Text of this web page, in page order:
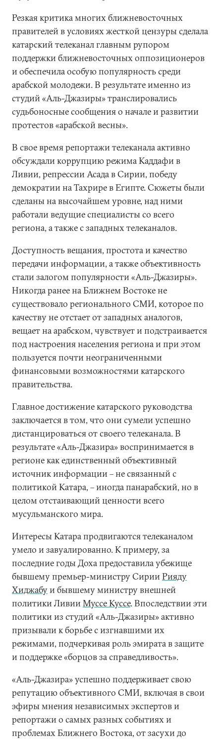
Резкая критика многих ближневосточных
правителей в условиях жесткой цензуры сделала
катарский телеканал главным рупором
поддержки ближневосточных оппозиционеров
и обеспечила особую популярность среди
арабской молодежи. В результате именно из
студий «Аль-Джазиры» транслировались
судьбоносные сообщения о начале и развитии
протестов «арабской весны».
В свое время репортажи телеканала активно
обсуждали коррупцию режима Каддафи в
Ливии, репрессии Асада в Сирии, победу
демократии на Тахрире в Египте. Сюжеты были
сделаны на высочайшем уровне, над ними
работали ведущие специалисты со всего
региона, а также с западных телеканалов.
Доступность вещания, простота и качество
передачи информации, а также объективность
стали залогом популярности «Аль-Джазиры».
Никогда ранее на Ближнем Востоке не
существовало регионального СМИ, которое по
качеству не отстает от западных аналогов,
вещает на арабском, чувствует и подстраивается
под настроения населения региона и при этом
пользуется почти неограниченными
финансовыми возможностями катарского
правительства.
Главное достижение катарского руководства
заключается в том, что они сумели успешно
дистанцироваться от своего телеканала. В
результате «Аль-Джазира» воспринимается в
регионе как единственный объективный
источник информации – не связанный с
политикой Катара, – иногда панарабский, но в
целом отстаивающий ценности всего
мусульманского мира.
Интересы Катара продвигаются телеканалом
умело и завуалированно. К примеру, за
последние годы Доха предоставила убежище
бывшему премьер-министру СирииРияду
Хиджабуи бывшему министру внешней
политики ЛивииМуссе Куссе. Впоследствии эти
политики из студий «Аль-Джазиры» активно
призывали к борьбе с изгнавшими их
режимами, подчеркивая роль эмирата в защите
и поддержке «борцов за справедливость».
«Аль-Джазира» успешно поддерживает свою
репутацию объективного СМИ, включая в свои
эфиры мнения независимых экспертов и
репортажи о самых разных событиях и
проблемах Ближнего Востока, от засухи до